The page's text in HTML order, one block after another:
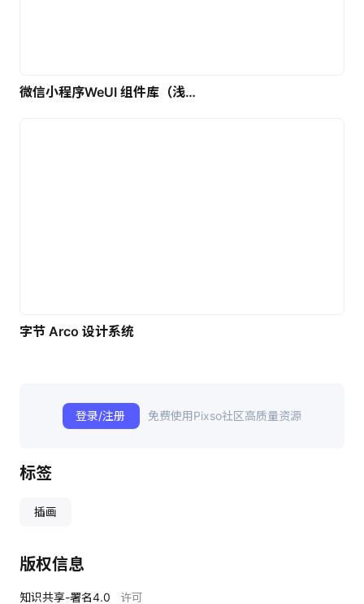
微信小程序WeUI 组件库（浅色）| 免费UI设计素材
字节 Arco 设计系统
登录/注册 免费使用Pixso社区高质量资源
标签
插画
版权信息
知识共享-署名4.0 许可